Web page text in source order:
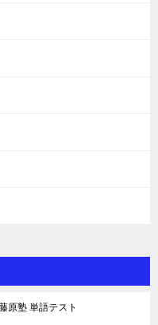
原塾 単語テスト